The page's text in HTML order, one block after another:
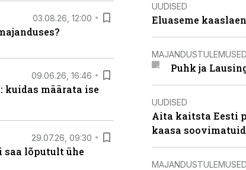
03.08.26, 12:00
09.06.26, 16:46
kuidas määrata ise
29.07.26, 09:30
lõputult ühe
UUDISED
Eluaseme
MAJANDUSTULEMUSED
Puhk ja
UUDISED
Aita kaitsta Eesti
kaasa
MAJANDUSTULEMUSED